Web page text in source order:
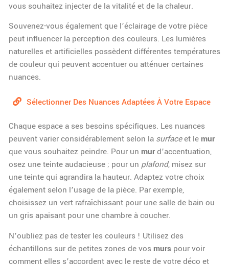
vous souhaitez injecter de la vitalité et de la chaleur.
Souvenez-vous également que l’éclairage de votre pièce
peut influencer la perception des couleurs. Les lumières
naturelles et artificielles possèdent différentes températures
de couleur qui peuvent accentuer ou atténuer certaines
nuances.
Sélectionner Des Nuances Adaptées À Votre Espace
Chaque espace a ses besoins spécifiques. Les nuances
peuvent varier considérablement selon la surfaceet le mur
que vous souhaitez peindre. Pour un murd’accentuation,
osez une teinte audacieuse ; pour un plafond, misez sur
une teinte qui agrandira la hauteur. Adaptez votre choix
également selon l’usage de la pièce. Par exemple,
choisissez un vert rafraîchissant pour une salle de bain ou
un gris apaisant pour une chambre à coucher.
N’oubliez pas de tester les couleurs ! Utilisez des
échantillons sur de petites zones de vos murs pour voir
comment elles s’accordent avec le reste de votre déco et